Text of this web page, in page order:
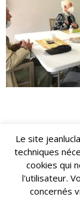
Jean-Luc
Mentions
Le site
techniques
cookies qui
l'utilisateur.
concernés